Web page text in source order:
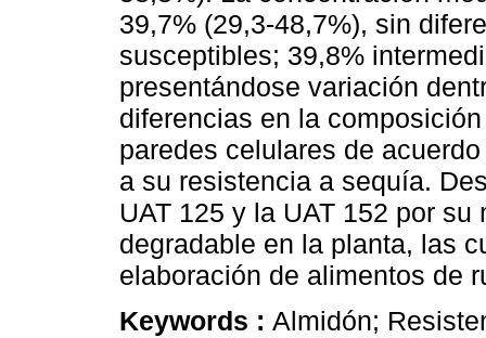
39,7% (29,3-48,7%), sin
susceptibles; 39,8%
presentándose variación
diferencias en la
paredes celulares de
a su resistencia a sequía.
UAT 125 y la UAT 152 por
degradable en la planta, las
elaboración de alimentos de
Keywords : Almidón;